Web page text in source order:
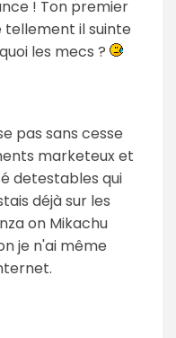
! Ton premier
il suinte
les mecs ?
pas sans cesse
marketeux et
detestables qui
déjà sur les
on Mikachu
je n'ai même